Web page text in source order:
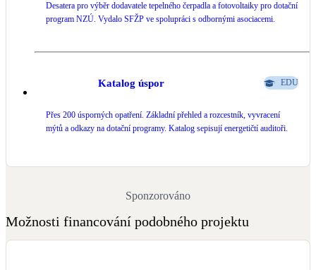
Desatera pro výběr dodavatele tepelného čerpadla a fotovoltaiky pro dotační
program NZÚ. Vydalo SFŽP ve spolupráci s odbornými asociacemi.
Katalog úspor EDU
Přes 200 úsporných opatření. Základní přehled a rozcestník, vyvracení
mýtů a odkazy na dotační programy. Katalog sepisují energetičtí auditoři.
Možnosti financování podobného projektu
Sponzorováno